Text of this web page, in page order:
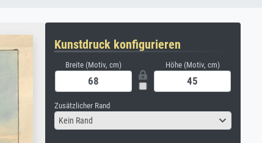
Kunstdruck konfigurieren
Breite (Motiv, cm) Höhe (Motiv, cm)
Zusätzlicher Rand
Kein Rand